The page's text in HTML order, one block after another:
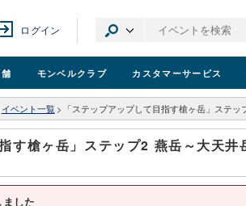
ログイン
モンベルクラブ カスタマーサービス
イベント一覧 > 「ステップアップして目指す槍ヶ岳」ステ
す槍ヶ岳」ステップ2 燕岳～大天
した